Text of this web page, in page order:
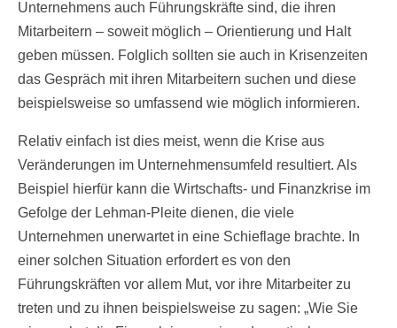
Unternehmens auch Führungskräfte sind, die ihren
Mitarbeitern – soweit möglich – Orientierung und Halt
geben müssen. Folglich sollten sie auch in Krisenzeiten
das Gespräch mit ihren Mitarbeitern suchen und diese
beispielsweise so umfassend wie möglich informieren.
Relativ einfach ist dies meist, wenn die Krise aus
Veränderungen im Unternehmensumfeld resultiert. Als
Beispiel hierfür kann die Wirtschafts- und Finanzkrise im
Gefolge der Lehman-Pleite dienen, die viele
Unternehmen unerwartet in eine Schieflage brachte. In
einer solchen Situation erfordert es von den
Führungskräften vor allem Mut, vor ihre Mitarbeiter zu
treten und zu ihnen beispielsweise zu sagen: „Wie Sie